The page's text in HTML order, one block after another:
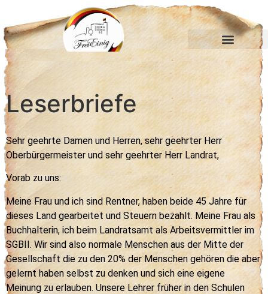
Leserbriefe
Sehr geehrte Damen und Herren, sehr geehrter Herr
Oberbürgermeister und sehr geehrter Herr Landrat,
Vorab zu uns:
Meine Frau und ich sind Rentner, haben beide 45 Jahre für
dieses Land gearbeitet und Steuern bezahlt. Meine Frau als
Buchhalterin, ich beim Landratsamt als Arbeitsvermittler im
SGBII. Wir sind also normale Menschen aus der Mitte der
Gesellschaft die zu den 20% der Menschen gehören die aber
gelernt haben selbst zu denken und sich eine eigene
Meinung zu erlauben. Unsere Lehrer früher in den Schulen